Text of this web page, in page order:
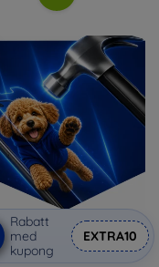
Rabatt
med
kupong
EXTRA10